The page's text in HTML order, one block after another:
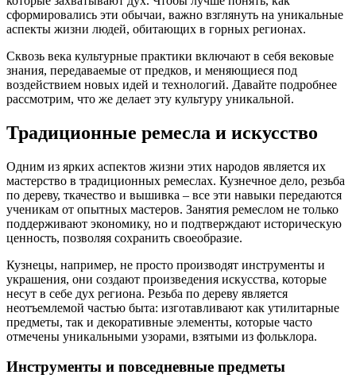
сформировались эти обычаи, важно взглянуть на уникальные
аспекты жизни людей, обитающих в горных регионах.
Сквозь века культурные практики включают в себя вековые
знания, передаваемые от предков, и меняющиеся под
воздействием новых идей и технологий. Давайте подробнее
рассмотрим, что же делает эту культуру уникальной.
Традиционные ремесла и искусство
Одним из ярких аспектов жизни этих народов является их
мастерство в традиционных ремеслах. Кузнечное дело, резьба
по дереву, ткачество и вышивка – все эти навыки передаются
ученикам от опытных мастеров. Занятия ремеслом не только
поддерживают экономику, но и подтверждают историческую
ценность, позволяя сохранить своеобразие.
Кузнецы, например, не просто производят инструменты и
украшения, они создают произведения искусства, которые
несут в себе дух региона. Резьба по дереву является
неотъемлемой частью быта: изготавливают как утилитарные
предметы, так и декоративные элементы, которые часто
отмечены уникальными узорами, взятыми из фольклора.
Инструменты и повседневные предметы